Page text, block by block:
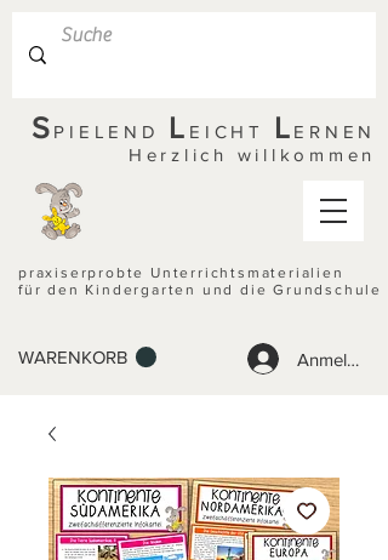
S PIELEND L EICHT L ERNEN
Herzlich willkommen
praxiserprobte Unterrichtsmaterialien
für den Kindergarten und die Grundschule
WARENKORB Anmelden